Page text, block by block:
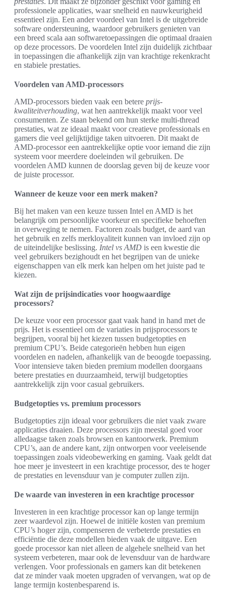
professionele applicaties, waar snelheid en nauwkeurigheid
essentieel zijn. Een ander voordeel van Intel is de uitgebreide
software ondersteuning, waardoor gebruikers genieten van
een breed scala aan softwaretoepassingen die optimaal draaien
op deze processors. De voordelen Intel zijn duidelijk zichtbaar
in toepassingen die afhankelijk zijn van krachtige rekenkracht
en stabiele prestaties.
Voordelen van AMD-processors
AMD-processors bieden vaak een betere prijs-
kwaliteitverhouding, wat hen aantrekkelijk maakt voor veel
consumenten. Ze staan bekend om hun sterke multi-thread
prestaties, wat ze ideaal maakt voor creatieve professionals en
gamers die veel gelijktijdige taken uitvoeren. Dit maakt de
AMD-processor een aantrekkelijke optie voor iemand die zijn
systeem voor meerdere doeleinden wil gebruiken. De
voordelen AMD kunnen de doorslag geven bij de keuze voor
de juiste processor.
Wanneer de keuze voor een merk maken?
Bij het maken van een keuze tussen Intel en AMD is het
belangrijk om persoonlijke voorkeur en specifieke behoeften
in overweging te nemen. Factoren zoals budget, de aard van
het gebruik en zelfs merkloyaliteit kunnen van invloed zijn op
de uiteindelijke beslissing. Intel vs AMD is een kwestie die
veel gebruikers bezighoudt en het begrijpen van de unieke
eigenschappen van elk merk kan helpen om het juiste pad te
kiezen.
Wat zijn de prijsindicaties voor hoogwaardige
processors?
De keuze voor een processor gaat vaak hand in hand met de
prijs. Het is essentieel om de variaties in prijsprocessors te
begrijpen, vooral bij het kiezen tussen budgetopties en
premium CPU’s. Beide categorieën hebben hun eigen
voordelen en nadelen, afhankelijk van de beoogde toepassing.
Voor intensieve taken bieden premium modellen doorgaans
betere prestaties en duurzaamheid, terwijl budgetopties
aantrekkelijk zijn voor casual gebruikers.
Budgetopties vs. premium processors
Budgetopties zijn ideaal voor gebruikers die niet vaak zware
applicaties draaien. Deze processors zijn meestal goed voor
alledaagse taken zoals browsen en kantoorwerk. Premium
CPU’s, aan de andere kant, zijn ontworpen voor veeleisende
toepassingen zoals videobewerking en gaming. Vaak geldt dat
hoe meer je investeert in een krachtige processor, des te hoger
de prestaties en levensduur van je computer zullen zijn.
De waarde van investeren in een krachtige processor
Investeren in een krachtige processor kan op lange termijn
zeer waardevol zijn. Hoewel de initiële kosten van premium
CPU’s hoger zijn, compenseren de verbeterde prestaties en
efficiëntie die deze modellen bieden vaak de uitgave. Een
goede processor kan niet alleen de algehele snelheid van het
systeem verbeteren, maar ook de levensduur van de hardware
verlengen. Voor professionals en gamers kan dit betekenen
dat ze minder vaak moeten upgraden of vervangen, wat op de
lange termijn kostenbesparend is.